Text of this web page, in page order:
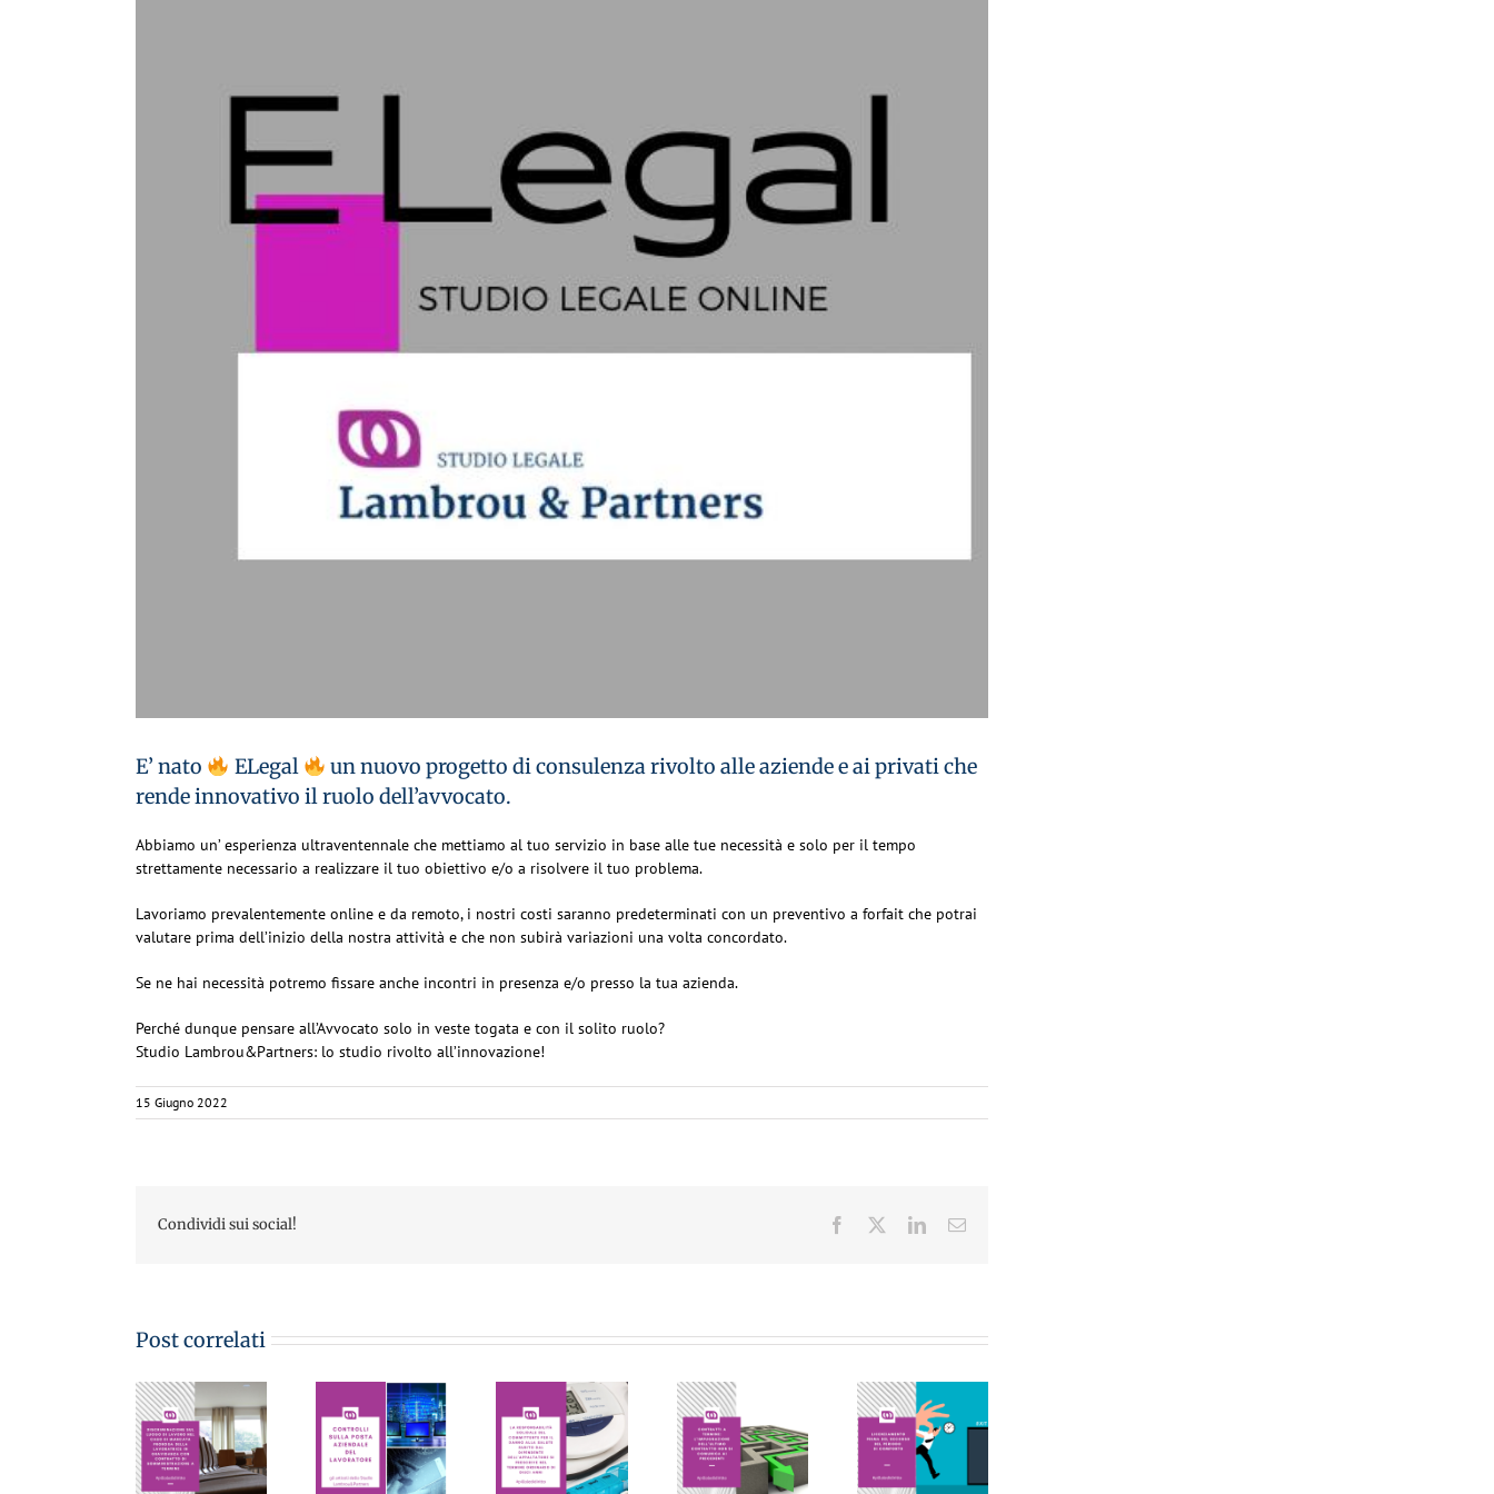
E’ nato ELegal
un nuovo progetto di consulenza rivolto alle aziende e ai privati che
rende innovativo il ruolo dell’avvocato.
Abbiamo un’ esperienza ultraventennale che mettiamo al tuo servizio in base alle tue necessità e solo per il tempo
strettamente necessario a realizzare il tuo obiettivo e/o a risolvere il tuo problema.
Lavoriamo prevalentemente online e da remoto, i nostri costi saranno predeterminati con un preventivo a forfait che potrai
valutare prima dell’inizio della nostra attività e che non subirà variazioni una volta concordato.
Se ne hai necessità potremo fissare anche incontri in presenza e/o presso la tua azienda.
Perché dunque pensare all’Avvocato solo in veste togata e con il solito ruolo?
Studio Lambrou&Partners: lo studio rivolto all’innovazione!
15 Giugno 2022
Condividi sui social! Facebook LinkedInEmail
Post correlati
CONTROLLI
POSTA
AZIENDALE
DEL
LAVORATORE:
sono
LE PILLOLE
DEL
LE PILLOLE
DEL
LE PILLOLE
DEL